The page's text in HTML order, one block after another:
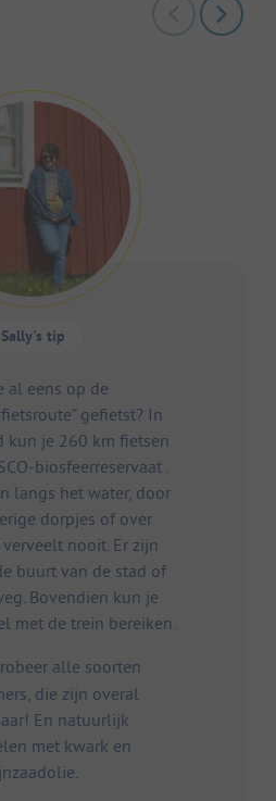
Sally's tip
al eens op de
gefietst? In
kun je 260 km fietsen
biosfeerreservaat .
langs het water, door
dorpjes of over
nooit. Er zijn
buurt van de stad of
Bovendien kun je
met de trein bereiken.
alle soorten
die zijn overal
En natuurlijk
met kwark en